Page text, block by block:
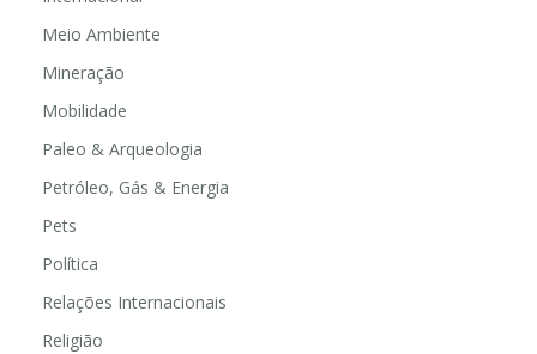
Meio Ambiente
Mineração
Mobilidade
Paleo & Arqueologia
Petróleo, Gás & Energia
Pets
Política
Relações Internacionais
Religião